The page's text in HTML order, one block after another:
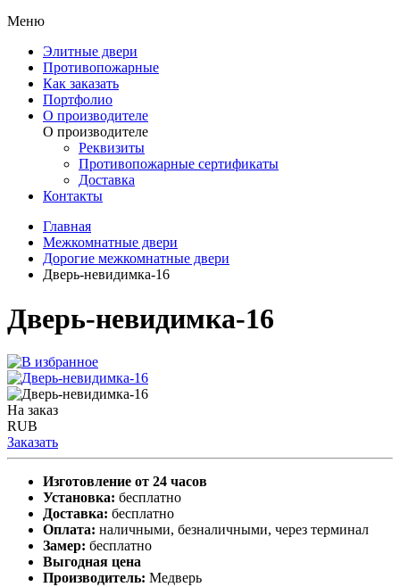
Меню
Элитные двери
Противопожарные
Как заказать
Портфолио
О производителе
О производителе
Реквизиты
Противопожарные сертификаты
Доставка
Контакты
Главная
Межкомнатные двери
Дорогие межкомнатные двери
Дверь-невидимка-16
Дверь-невидимка-16
На заказ
RUB
Заказать
Изготовление от 24 часов
Установка: бесплатно
Доставка: бесплатно
Оплата: наличными, безналичными, через терминал
Замер: бесплатно
Выгодная цена
Производитель: Медверь